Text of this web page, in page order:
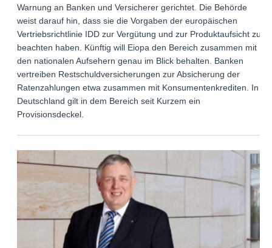
Warnung an Banken und Versicherer gerichtet. Die Behörde
weist darauf hin, dass sie die Vorgaben der europäischen
Vertriebsrichtlinie IDD zur Vergütung und zur Produktaufsicht zu
beachten haben. Künftig will Eiopa den Bereich zusammen mit
den nationalen Aufsehern genau im Blick behalten. Banken
vertreiben Restschuldversicherungen zur Absicherung der
Ratenzahlungen etwa zusammen mit Konsumentenkrediten. In
Deutschland gilt in dem Bereich seit Kurzem ein
Provisionsdeckel.